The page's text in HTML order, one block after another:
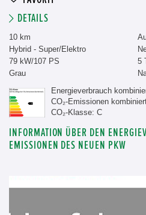
DETAILS
10 km
Hybrid - Super/Elektro
79 kW/107 PS
Grau
5
Energieverbrauch
CO₂-Emissionen
CO₂-Klasse: C
INFORMATION ÜBER DEN
EMISSIONEN DES NEUEN PKW